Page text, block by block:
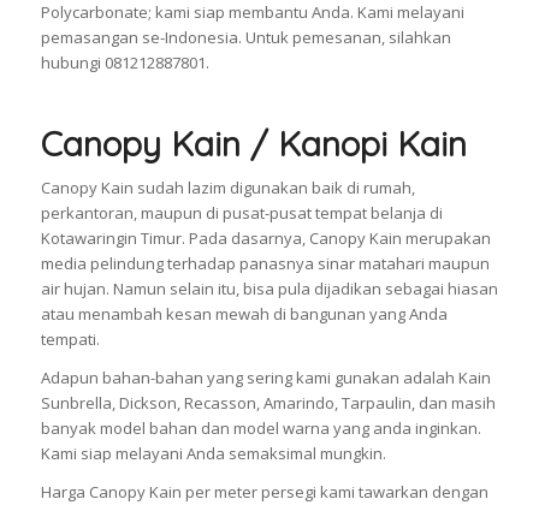
Polycarbonate; kami siap membantu Anda. Kami melayani
pemasangan se-Indonesia. Untuk pemesanan, silahkan
hubungi 081212887801.
Canopy Kain / Kanopi Kain
Canopy Kain sudah lazim digunakan baik di rumah,
perkantoran, maupun di pusat-pusat tempat belanja di
Kotawaringin Timur. Pada dasarnya, Canopy Kain merupakan
media pelindung terhadap panasnya sinar matahari maupun
air hujan. Namun selain itu, bisa pula dijadikan sebagai hiasan
atau menambah kesan mewah di bangunan yang Anda
tempati.
Adapun bahan-bahan yang sering kami gunakan adalah Kain
Sunbrella, Dickson, Recasson, Amarindo, Tarpaulin, dan masih
banyak model bahan dan model warna yang anda inginkan.
Kami siap melayani Anda semaksimal mungkin.
Harga Canopy Kain per meter persegi kami tawarkan dengan